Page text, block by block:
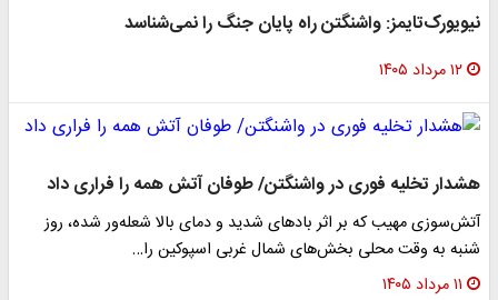
نیویورک‌تایمز: واشنگتن راه پایان جنگ را نمی‌شناسد
۱۲ مرداد ۱۴۰۵
هشدار تخلیه فوری در واشنگتن/ طوفان آتش همه را فراری داد
آتش‌سوزی‌ مهیب که بر اثر بادهای شدید و دمای بالا شعله‌ور شده، روز
شنبه به وقت محلی بخش‌های شمال غربی اسپوکین را…
۱۱ مرداد ۱۴۰۵